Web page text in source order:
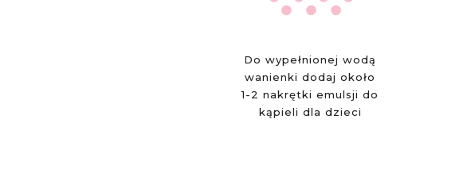
Do wypełnionej wodą
wanienki dodaj około
1-2 nakrętki emulsji do
kąpieli dla dzieci